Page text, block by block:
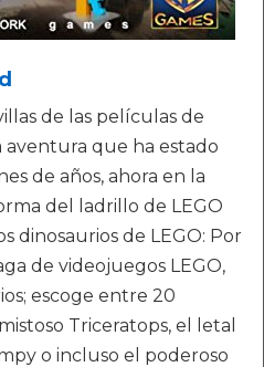
de las películas de
aventura que ha estado
de años, ahora en la
del ladrillo de LEGO
dinosaurios de LEGO: Por
de videojuegos LEGO,
escoge entre 20
Triceratops, el letal
o incluso el poderoso